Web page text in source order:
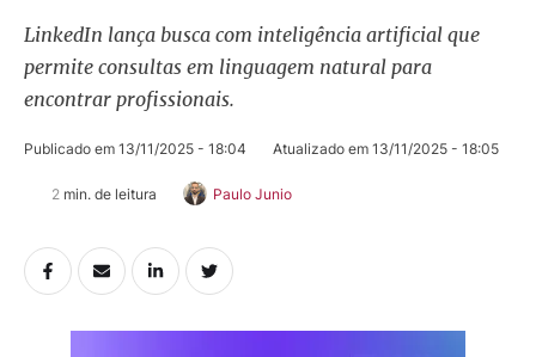
LinkedIn lança busca com inteligência artificial que
permite consultas em linguagem natural para
encontrar profissionais.
Publicado em 13/11/2025 - 18:04 Atualizado em 13/11/2025 - 18:05
2 min. de leitura Paulo Junio